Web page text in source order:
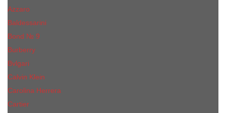
Azzaro
Baldessarini
Bond № 9
Burberry
Bvlgari
Calvin Klein
Carolina Herrera
Cartier